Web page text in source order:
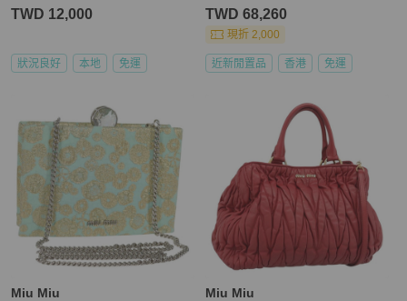
TWD 12,000
狀況良好 本地 免運
TWD 68,260
現折 2,000
近新閒置品 香港 免運
Miu Miu Miu Miu